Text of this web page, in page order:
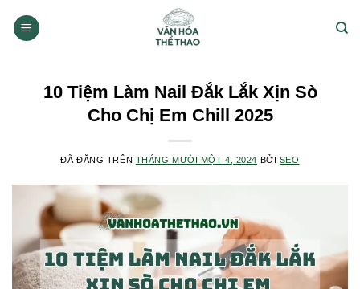
đến
10 Tiệm Làm Nail Đắk Lắk Xịn Sò
Cho Chị Em Chill 2025
ĐÃ ĐĂNG TRÊN THÁNG MƯỜI MỘT 4, 2024 BỞI SEO